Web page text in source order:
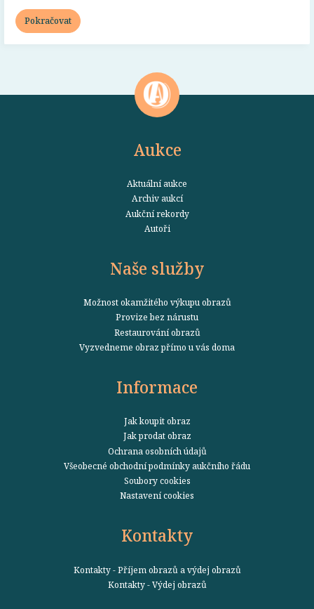
Pokračovat
Aukce
Aktuální aukce
Archiv aukcí
Aukční rekordy
Autoři
Naše služby
Možnost okamžitého výkupu obrazů
Provize bez nárustu
Restaurování obrazů
Vyzvedneme obraz přímo u vás doma
Informace
Jak koupit obraz
Jak prodat obraz
Ochrana osobních údajů
Všeobecné obchodní podmínky aukčního řádu
Soubory cookies
Nastavení cookies
Kontakty
Kontakty - Příjem obrazů a výdej obrazů
Kontakty - Výdej obrazů